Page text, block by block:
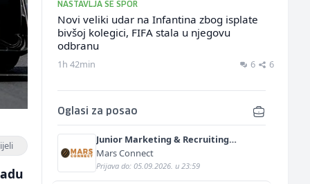
NASTAVLJA SE SPOR
Novi veliki udar na Infantina zbog isplate
bivšoj kolegici, FIFA stala u njegovu
odbranu
1h 42min 6 6
Oglasi za posao
Junior Marketing & Recruiting
Specialist (m/ž)
Mars Connect
Prijava do: 05.09.2026. u 23:59